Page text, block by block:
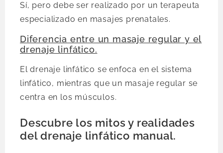
Sí, pero debe ser realizado por un terapeuta
especializado en masajes prenatales.
Diferencia entre un masaje regular y el
drenaje linfático.
El drenaje linfático se enfoca en el sistema
linfático, mientras que un masaje regular se
centra en los músculos.
Descubre los mitos y realidades
del drenaje linfático manual.